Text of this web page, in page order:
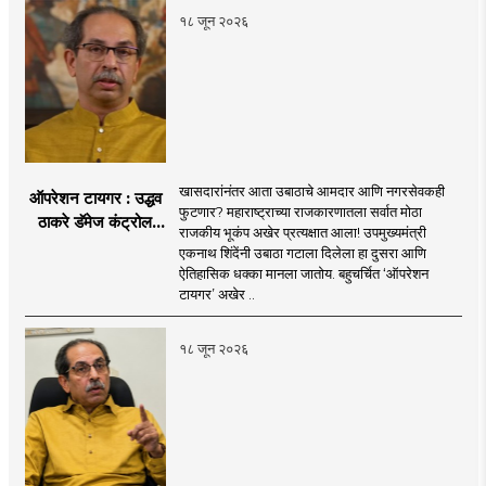
१८ जून २०२६
ऑपरेशन टायगर : उद्धव
ठाकरे डॅमेज कंट्रोल
शिंदेंकडे जाण्याच्या चर्चा
सुरू
खासदारांनंतर आता उबाठाचे आमदार आणि नगरसेवकही
फुटणार? महाराष्ट्राच्या राजकारणातला सर्वात मोठा
राजकीय भूकंप अखेर प्रत्यक्षात आला! उपमुख्यमंत्री
एकनाथ शिंदेंनी उबाठा गटाला दिलेला हा दुसरा आणि
ऐतिहासिक धक्का मानला जातोय. बहुचर्चित ‘ऑपरेशन
टायगर’ अखेर ..
१८ जून २०२६